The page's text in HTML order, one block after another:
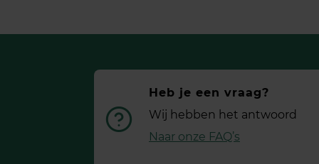
Heb je een vraag?
Wij hebben het antwoord
Naar onze FAQ’s